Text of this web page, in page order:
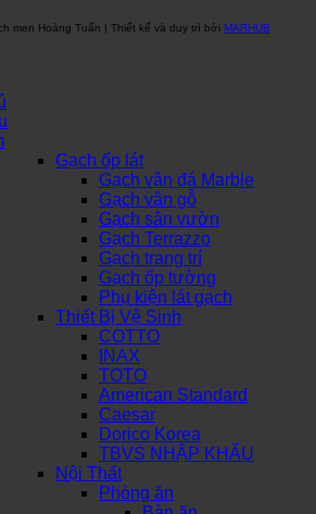
men Hoàng Tuấn | Thiết kế và duy trì bởi MARHUB
Gạch ốp lát
Gạch vân đá Marble
Gạch vân gỗ
Gạch sân vườn
Gạch Terrazzo
Gạch trang trí
Gạch ốp tường
Phụ kiện lát gạch
Thiết Bị Vệ Sinh
COTTO
INAX
TOTO
American Standard
Caesar
Dorico Korea
TBVS NHẬP KHẨU
Nội Thất
Phòng ăn